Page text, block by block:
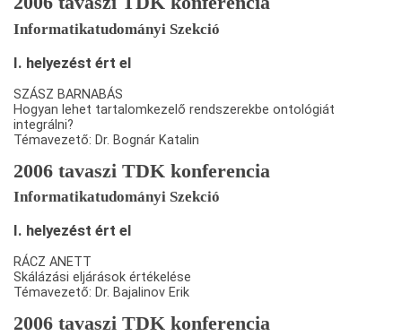
Informatikatudományi Szekció
I. helyezést ért el
SZÁSZ BARNABÁS
Hogyan lehet tartalomkezelő rendszerekbe ontológiát
integrálni?
Témavezető: Dr. Bognár Katalin
2006 tavaszi TDK konferencia
Informatikatudományi Szekció
I. helyezést ért el
RÁCZ ANETT
Skálázási eljárások értékelése
Témavezető: Dr. Bajalinov Erik
2006 tavaszi TDK konferencia